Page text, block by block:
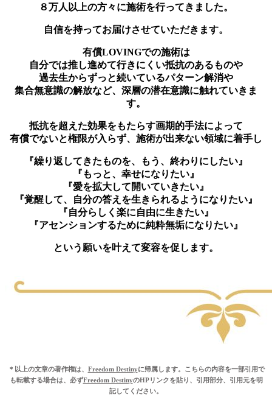
８万人以上の方々に施術を行ってきました。
自信を持ってお届けさせていただきます。
有償LOVINGでの施術は
自分では推し進めて行きにくい抵抗のあるものや
過去生からずっと続いているパターン解消や
集合無意識の解放など、深層の潜在意識に触れていきま
す。
抵抗を超えた効果をもたらす画期的手法によって
有償でないと権限が入らず、施術が出来ない領域に着手し
『繰り返してきたものを、もう、終わりにしたい』
『もっと、幸せになりたい』
『愛を拡大して開いていきたい』
『覚醒して、自分の答えを生きられるようになりたい』
『自分らしく楽に自由に生きたい』
『アセンションするために純粋無垢になりたい』
という願いを叶えて変容を促します。
＊以上の文章の著作権は、 Freedom Destinyに帰属します。こちらの内容を一部引用で
も転載する場合は、必ずFreedom DestinyのHPリンクを貼り、引用部分、引用元を明
記してください。